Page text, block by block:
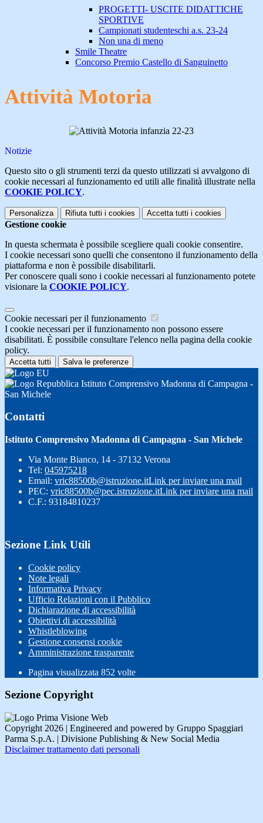
PROGETTI- USCITE DIDATTICHE
SPORTIVE
Campionati studenteschi a.s. 23-24
Non una di meno
Smile Theatre
Concorso Premio Castello di Sanguinetto
Attività Motoria
Notizie
Questo sito o gli strumenti terzi da questo utilizzati si avvalgono di
cookie necessari al funzionamento ed utili alle finalità illustrate nella
COOKIE POLICY.
Personalizza Rifiuta tutti i cookies Accetta tutti i cookies
Gestione cookie
In questa schermata è possibile scegliere quali cookie consentire.
I cookie necessari sono quelli che consentono il funzionamento della
piattaforma e non è possibile disabilitarli.
Per conoscere quali sono i cookie necessari al funzionamento potete
visionare la COOKIE POLICY.
Cookie necessari per il funzionamento
I cookie necessari per il funzionamento non possono essere
disabilitati. È possibile consultare l'elenco nella pagina della cookie
policy.
Accetta tutti Salva le preferenze
Istituto Comprensivo Madonna di Campagna -
San Michele
Contatti
Istituto Comprensivo Madonna di Campagna - San Michele
Via Monte Bianco, 14 - 37132 Verona
Tel: 045975218
Email: vric88500b@istruzione.itLink per inviare una mail
PEC: vric88500b@pec.istruzione.itLink per inviare una mail
C.F.: 93184810237
Sezione Link Utili
Cookie policy
Note legali
Informativa Privacy
Ufficio Relazioni con il Pubblico
Dichiarazione di accessibilità
Obiettivi di accessibilità
Whistleblowing
Gestione consensi cookie
Amministrazione trasparente
Pagina visualizzata 852 volte
Sezione Copyright
Copyright 2026 | Engineered and powered by Gruppo Spaggiari
Parma S.p.A. | Divisione Publishing & New Social Media
Disclaimer trattamento dati personali